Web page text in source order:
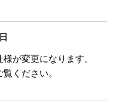
が変更になります。
覧ください。